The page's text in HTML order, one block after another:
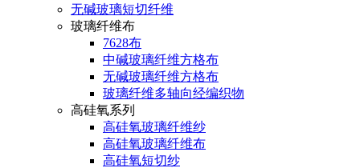
无碱玻璃短切纤维
玻璃纤维布
7628布
中碱玻璃纤维方格布
无碱玻璃纤维方格布
玻璃纤维多轴向经编织物
高硅氧系列
高硅氧玻璃纤维纱
高硅氧玻璃纤维布
高硅氧短切纱